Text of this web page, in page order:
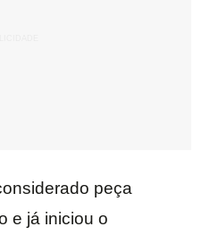
peça
e já iniciou o